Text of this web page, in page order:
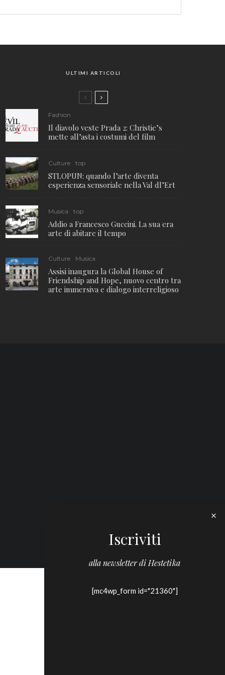
ULTIMI ARTICOLI
Fashion
Il diavolo veste Prada 2: Christie’s
mette all’asta i costumi del film
Culture top
STLOPUN: quando l’arte diventa
esperienza sensoriale nella Val dl’Ert
Musica top
Addio a Francesco Guccini. La sua era
arte di abitare il tempo
Culture Musica
Assisi inaugura la Global House of
Friendship and Hope, nuovo centro tra
arte immersiva e dialogo interreligioso
Iscriviti
alla newsletter di Hestetika
[mc4wp_form id="21360"]